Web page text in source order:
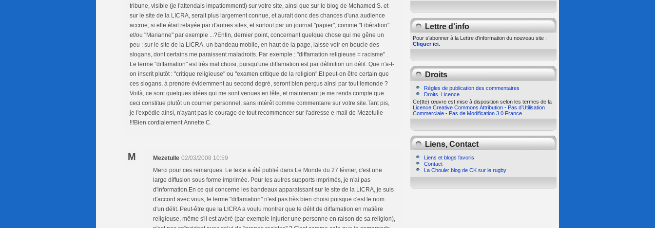
tribune, visible (je l'attendais impatiemment!) sur votre site, ainsi que sur le blog de Mohamed S. et
sur le site de la LICRA, serait plus largement connue, et aurait donc des chances d'una audience
accrue, si elle était relayée par d'autres sites, et surtout par un journal "papier", comme "Libération"
et/ou "Marianne" par exemple ...?Enfin, dernier point, concernant quelque chose qui me gêne un
peu : sur le site de la LICRA, un bandeau mobile, en haut de la page, laisse voir en boucle des
slogans, dont certains me paraissent maladroits. Par exemple : "diffamation religieuse = racisme" .
Le terme "diffamation" est très mal choisi, puisqu'une diffamation est par définition un délit. Que n'a-t-
on inscrit plutôt : "critique religieuse" ou "examen critique de la religion".Et peut-on être certain que
ces slogans, à prendre évidemment au second degré, seront bien perçus ainsi par tout lemonde ?
Voilà, ce sont quelques idées qui me sont venues en tête, et maintenant je me rends compte que
ceci constitue plutôt un courrier personnel, sans intérêt comme commentaire sur votre site.Tant pis,
je l'expédie ainsi, n'ayant pas le courage de tout recommencer sur l'adresse e-mail de Mezetulle
!!!Bien cordialement.Annette C.
M Mezetulle 02/03/2008 10:59
Merci pour ces remarques. Le texte a été publié dans Le Monde du 27 février, c'est une
large diffusion sous forme imprimée. Pour les autres supports imprimés, je n'ai pas
d'information.En ce qui concerne les bandeaux apparaissant sur le site de la LICRA, je suis
d'accord avec vous, le terme "diffamation" n'est pas très bien choisi puisque c'est le nom
d'un délit. Peut-être que la LICRA a voulu montrer que le délit de diffamation en matière
religieuse, même s'il est avéré (par exemple injurier une personne en raison de sa religion),
Lettre d'info
Pour s'abonner à la Lettre d'information du nouveau site :
Cliquer ici.
Droits
Règles de publication des commentaires
Droits. Licence
Ce(tte) œuvre est mise à disposition selon les termes de la
Licence Creative Commons Attribution - Pas d’Utilisation
Commerciale - Pas de Modification 3.0 France
Liens, Contact
Liens et blogs favoris
Contact
La Choule: blog de CK sur le rugby